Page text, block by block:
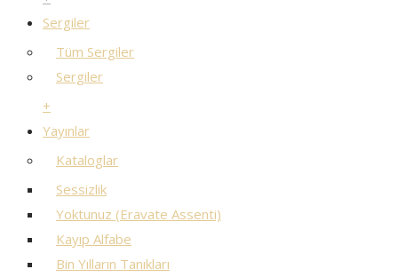
Sergiler
Tüm Sergiler
Sergiler
+
Yayınlar
Kataloglar
Sessizlik
Yoktunuz (Eravate Assenti)
Kayıp Alfabe
Bin Yılların Tanıkları